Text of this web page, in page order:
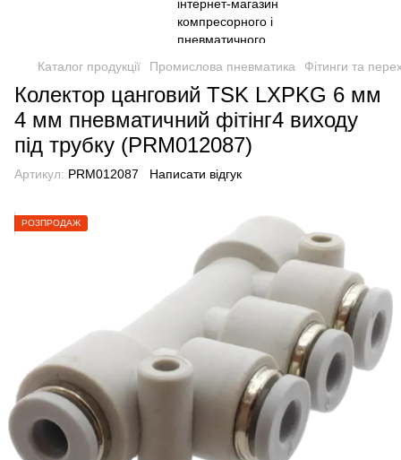
Каталог продукції Промислова пневматика Фітинги та
Колектор цанговий TSK LXPKG 6 мм
4 мм пневматичний фітінг4 виходу
під трубку (PRM012087)
Артикул: PRM012087 Написати відгук
РОЗПРОДАЖ